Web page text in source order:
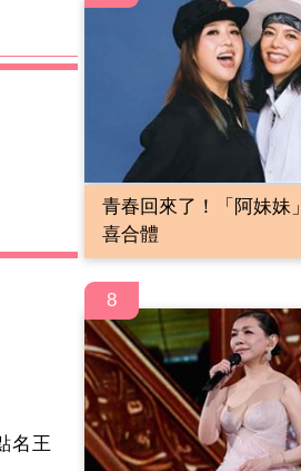
名王
青春回來了！「阿妹妹
喜合體
8